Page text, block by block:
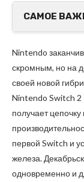
САМОЕ
Nintendo
скромным, но на
своей новой
Nintendo Switch 2
получает
первой Switch и
железа.
одновременно и